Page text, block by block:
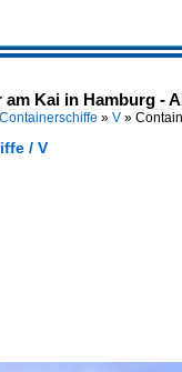
Kai in Hamburg -
Containerschiffe » V »
/ V